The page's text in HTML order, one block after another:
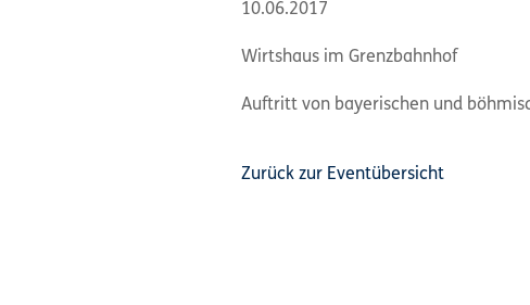
10.06.2017
Wirtshaus im Grenzbahnhof
Auftritt von bayerischen und
Zurück zur Eventübersicht